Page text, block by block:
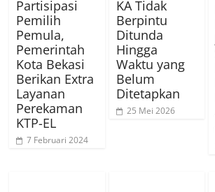
Partisipasi
Pemilih
Pemula,
Pemerintah
Kota Bekasi
Berikan Extra
Layanan
Perekaman
KTP-EL
7 Februari 2024
KA Tidak
Berpintu
Ditunda
Hingga
Waktu yang
Belum
Ditetapkan
25 Mei 2026